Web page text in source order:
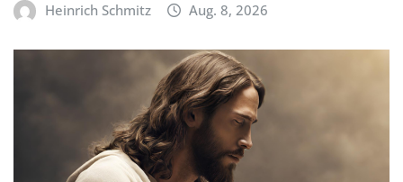
Heinrich Schmitz Aug. 8, 2026